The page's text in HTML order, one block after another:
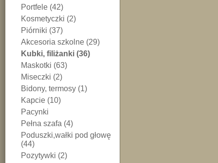
Portfele (42)
Kosmetyczki (2)
Piórniki (37)
Akcesoria szkolne (29)
Kubki, filiżanki (36)
Maskotki (63)
Miseczki (2)
Bidony, termosy (1)
Kapcie (10)
Pacynki
Pełna szafa (4)
Poduszki,wałki pod głowę
(44)
Pozytywki (2)